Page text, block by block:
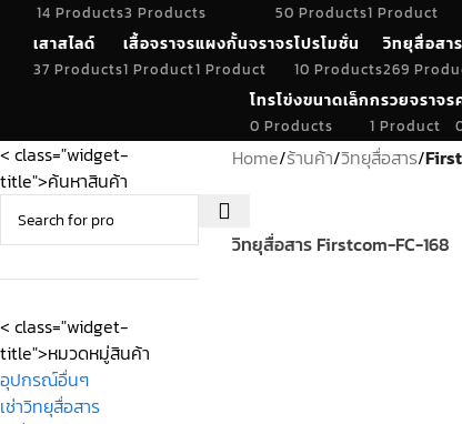
14 Products3 Products 50 Products1 Product
เสาสไลด์
37 Products
เสื้อจราจร
1 Product
แผงกั้นจราจร
1 Product
โปรโมชั่น
10 Products
วิทยุสื่อสาร
269
โทรโข่งขนาดเล็ก
0 Products
กรวยจราจร
1 Product
< class="widget-
title">ค้นหาสินค้า
< class="widget-
title">หมวดหมู่สินค้า
อุปกรณ์อื่นๆ
เช่าวิทยุสื่อสาร
Home/ร้านค้า/วิทยุสื่อสาร/
วิทยุสื่อสาร Firstcom-FC-168